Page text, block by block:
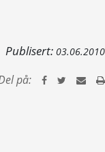
Publisert: 03.06.2010
på: